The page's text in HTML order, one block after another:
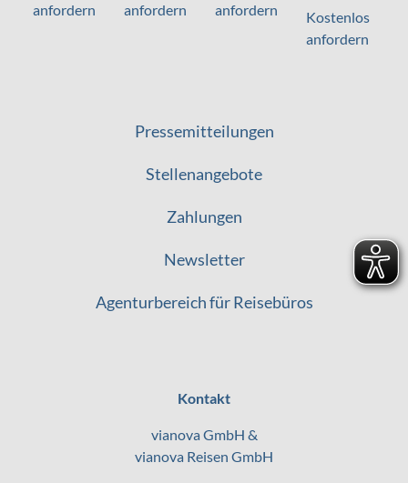
anfordern
anfordern
anfordern
Kostenlos
anfordern
Pressemitteilungen
Stellenangebote
Zahlungen
Newsletter
Agenturbereich für Reisebüros
Kontakt
vianova GmbH &
vianova Reisen GmbH